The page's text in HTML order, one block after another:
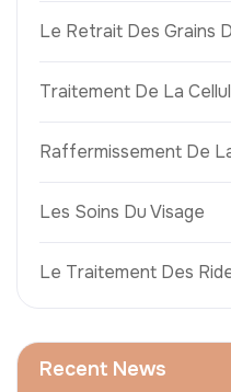
Le Retrait Des Grains
Traitement De La
Raffermissement De
Les Soins Du Visage
Le Traitement Des
Recent News